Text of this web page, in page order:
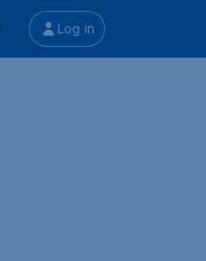
Log in